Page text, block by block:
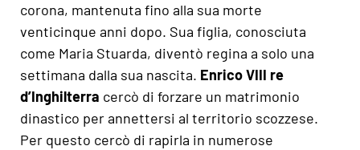
corona, mantenuta fino alla sua morte
venticinque anni dopo. Sua figlia, conosciuta
come Maria Stuarda, diventò regina a solo una
settimana dalla sua nascita. Enrico VIII re
d’Inghilterra cercò di forzare un matrimonio
dinastico per annettersi al territorio scozzese.
Per questo cercò di rapirla in numerose